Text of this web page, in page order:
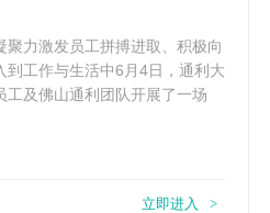
聚力激发员工拼搏进取、积极向
到工作与生活中6月4日，通利大
工及佛山通利团队开展了一场
立即进入 >